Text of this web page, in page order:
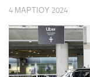
4 ΜΑΡΤΊΟΥ 2024